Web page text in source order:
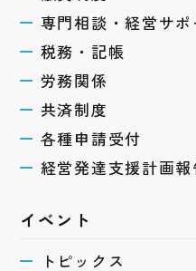
専門相談・経営サポ
税務・記帳
労務関係
共済制度
各種申請受付
経営発達支援計画報
イベント
トピックス